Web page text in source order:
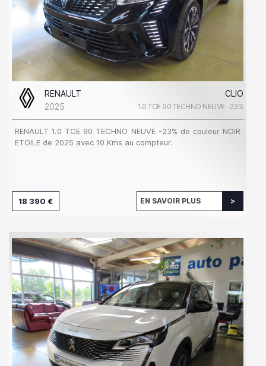
RENAULT
CLIO
2025
1.0 TCE 90 TECHNO NEUVE -23%
RENAULT 1.0 TCE 90 TECHNO NEUVE -23% de couleur NOIR
ETOILE de 2025 avec 10 Kms au compteur.
18 390 € EN SAVOIR PLUS